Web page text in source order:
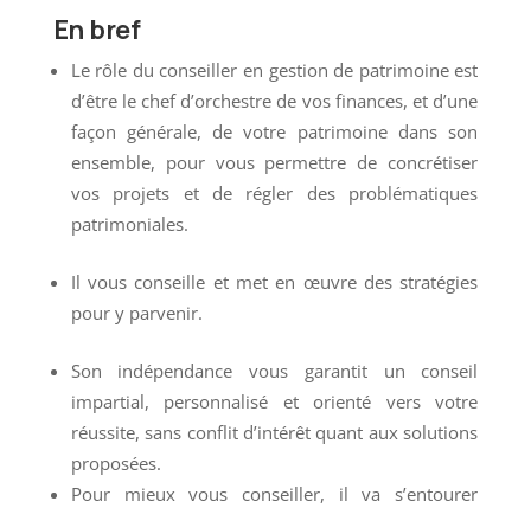
En bref
Le rôle du conseiller en gestion de patrimoine est
d’être le chef d’orchestre de vos finances, et d’une
façon générale, de votre patrimoine dans son
ensemble, pour vous permettre de concrétiser
vos projets et de régler des problématiques
patrimoniales.
Il vous conseille et met en œuvre des stratégies
pour y parvenir.
Son indépendance vous garantit un conseil
impartial, personnalisé et orienté vers votre
réussite, sans conflit d’intérêt quant aux solutions
proposées.
Pour mieux vous conseiller, il va s’entourer